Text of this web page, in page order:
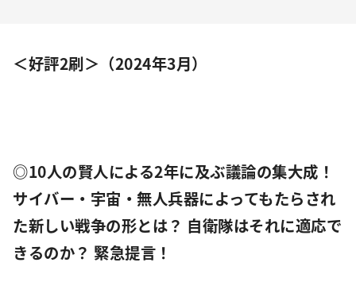
＜好評2刷＞（2024年3月）
◎10人の賢人による2年に及ぶ議論の集大成！
サイバー・宇宙・無人兵器によってもたらされ
た新しい戦争の形とは？ 自衛隊はそれに適応で
きるのか？ 緊急提言！